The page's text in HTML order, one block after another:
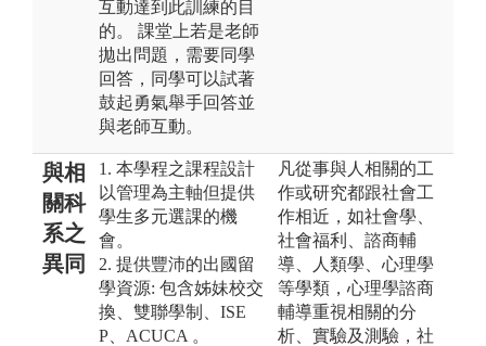
互動達到此訓練的目
的。 課堂上若是老師
拋出問題，需要同學
回答，同學可以試著
鼓起勇氣舉手回答並
與老師互動。
與相
關科
系之
異同
1. 本學程之課程設計
以管理為主軸但提供
學生多元選課的機
會。
2. 提供豐沛的出國留
學資源: 包含姊妹校交
換、雙聯學制、ISE
P、ACUCA 。
凡從事與人相關的工
作或研究都跟社會工
作相近，如社會學、
社會福利、諮商輔
導、人類學、心理學
等學類，心理學諮商
輔導重視相關的分
析、實驗及測驗，社